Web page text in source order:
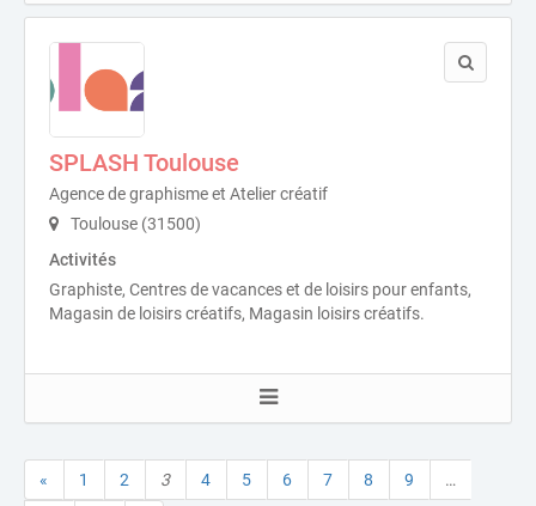
SPLASH Toulouse
Agence de graphisme et Atelier créatif
Toulouse (31500)
Activités
Graphiste, Centres de vacances et de loisirs pour enfants,
Magasin de loisirs créatifs, Magasin loisirs créatifs.
« 1 2 3 4 5 6 7 8 9 …